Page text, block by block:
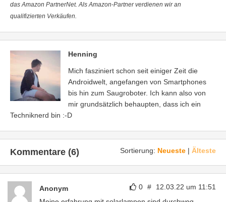
das Amazon PartnerNet. Als Amazon-Partner verdienen wir an
qualifizierten Verkäufen.
Henning
Mich fasziniert schon seit einiger Zeit die
Androidwelt, angefangen von Smartphones
bis hin zum Saugroboter. Ich kann also von
mir grundsätzlich behaupten, dass ich ein
Techniknerd bin :-D
Sortierung: Neueste | Älteste
Kommentare (6)
0 # 12.03.22 um 11:51
Anonym